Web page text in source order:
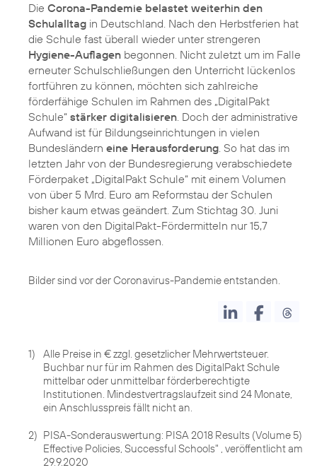
Die Corona-Pandemie belastet weiterhin den
Schulalltag in Deutschland. Nach den Herbstferien hat
die Schule fast überall wieder unter strengeren
Hygiene-Auflagen begonnen. Nicht zuletzt um im Falle
erneuter Schulschließungen den Unterricht lückenlos
fortführen zu können, möchten sich zahlreiche
förderfähige Schulen im Rahmen des „DigitalPakt
Schule“ stärker digitalisieren. Doch der administrative
Aufwand ist für Bildungseinrichtungen in vielen
Bundesländern eine Herausforderung. So hat das im
letzten Jahr von der Bundesregierung verabschiedete
Förderpaket „DigitalPakt Schule“ mit einem Volumen
von über 5 Mrd. Euro am Reformstau der Schulen
bisher kaum etwas geändert. Zum Stichtag 30. Juni
waren von den DigitalPakt-Fördermitteln nur 15,7
Millionen Euro abgeflossen.
Bilder sind vor der Coronavirus-Pandemie entstanden.
1)
Alle Preise in € zzgl. gesetzlicher Mehrwertsteuer.
Buchbar nur für im Rahmen des DigitalPakt Schule
mittelbar oder unmittelbar förderberechtigte
Institutionen. Mindestvertragslaufzeit sind 24 Monate,
ein Anschlusspreis fällt nicht an.
2) PISA-Sonderauswertung: PISA 2018 Results (Volume 5)
Effective Policies, Successful Schools" , veröffentlicht am
29.9.2020